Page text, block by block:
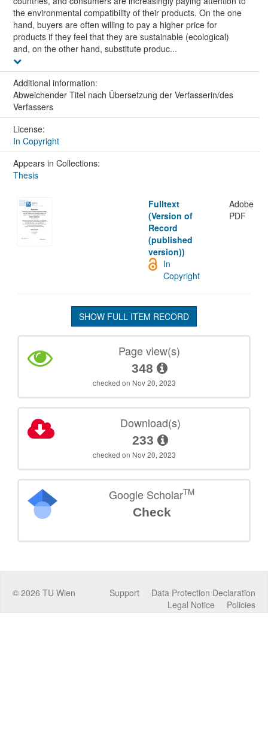
the environmental compatibility of their products. On the one
hand, buyers are often willing to pay a higher price for
products if they feel that they are sustainable (ecological)
and, on the other hand, substitute produc...
Additional information:
Abweichender Titel nach Übersetzung der Verfasserin/des
Verfassers
License:
In Copyright
Appears in Collections:
Thesis
Fulltext
(Version of
Record
(published
version))
Adobe
PDF
In
Copyright
SHOW FULL ITEM RECORD
Page view(s)
348
checked on Nov 20, 2023
Download(s)
233
checked on Nov 20, 2023
Google ScholarTM
Check
© 2026 TU Wien Data Protection Declaration
Support
Policies
Legal Notice